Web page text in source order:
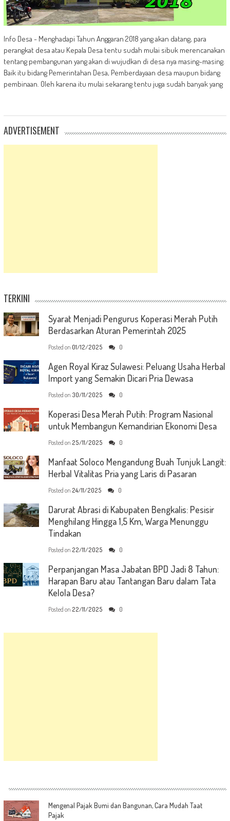
Info Desa - Menghadapi Tahun Anggaran 2018 yang akan datang, para
perangkat desa atau Kepala Desa tentu sudah mulai sibuk merencanakan
tentang pembangunan yang akan di wujudkan di desa nya masing-masing.
Baik itu bidang Pemerintahan Desa, Pemberdayaan desa maupun bidang
pembinaan. Oleh karena itu mulai sekarang tentu juga sudah banyak yang
ADVERTISEMENT
TERKINI
Syarat Menjadi Pengurus Koperasi Merah Putih
Berdasarkan Aturan Pemerintah 2025
Posted on 01/12/2025 0
Agen Royal Kiraz Sulawesi: Peluang Usaha Herbal
Import yang Semakin Dicari Pria Dewasa
Posted on 30/11/2025 0
Koperasi Desa Merah Putih: Program Nasional
untuk Membangun Kemandirian Ekonomi Desa
Posted on 25/11/2025 0
Manfaat Soloco Mengandung Buah Tunjuk Langit:
Herbal Vitalitas Pria yang Laris di Pasaran
Posted on 24/11/2025 0
Darurat Abrasi di Kabupaten Bengkalis: Pesisir
Menghilang Hingga 1,5 Km, Warga Menunggu
Tindakan
Posted on 22/11/2025 0
Perpanjangan Masa Jabatan BPD Jadi 8 Tahun:
Harapan Baru atau Tantangan Baru dalam Tata
Kelola Desa?
Posted on 22/11/2025 0
Mengenal Pajak Bumi dan Bangunan, Cara Mudah Taat
Pajak